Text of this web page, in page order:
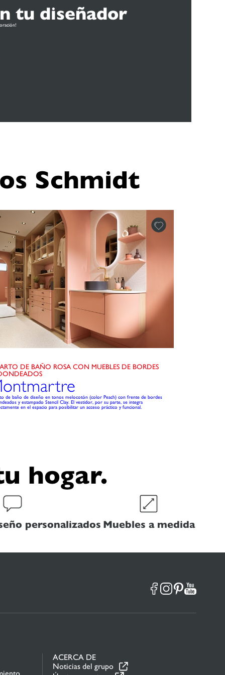
tu diseñador
Schmidt
DE BAÑO ROSA CON MUEBLES DE BORDES
de baño de diseño en tonos melocotón (color Peach) con frente de bordes
y estampado Stencil Clay. El vestidor, por su parte, se integra
en el espacio para posibilitar un acceso práctico y funcional.
hogar.
personalizados Muebles a medida
ACERCA DE
Noticias del grupo